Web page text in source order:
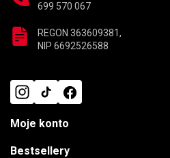
699 570 067
REGON 363609381,
NIP 6692526588
Moje konto
Bestsellery